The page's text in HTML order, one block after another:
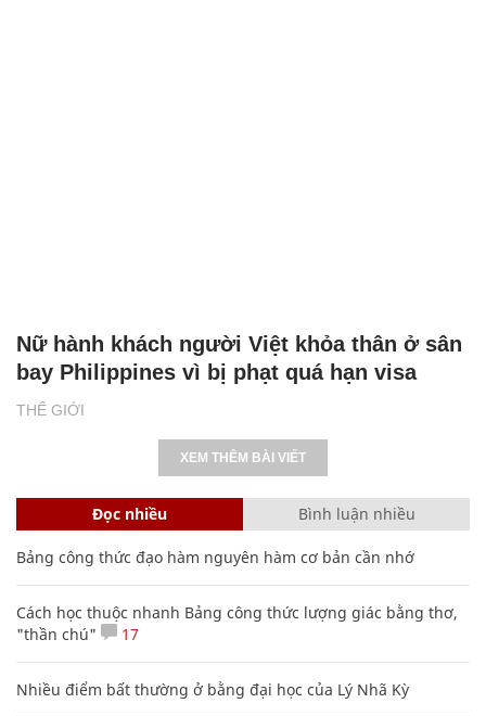
THẾ GIỚI
Nữ hành khách người Việt khỏa thân ở sân
bay Philippines vì bị phạt quá hạn visa
XEM THÊM BÀI VIẾT
Đọc nhiều Bình luận nhiều
Bảng công thức đạo hàm nguyên hàm cơ bản cần nhớ
Cách học thuộc nhanh Bảng công thức lượng giác bằng thơ,
"thần chú"
17
Nhiều điểm bất thường ở bằng đại học của Lý Nhã Kỳ